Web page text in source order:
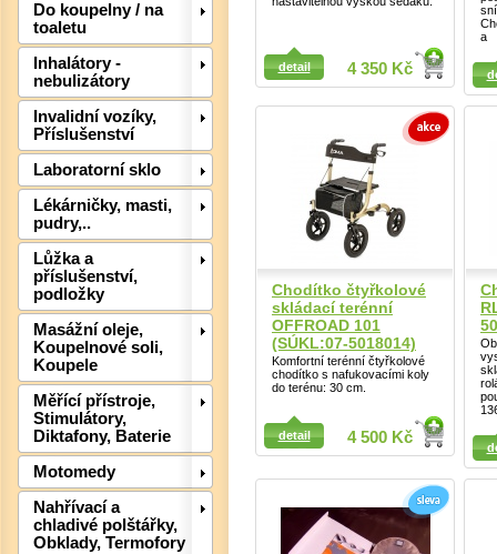
Do koupelny / na
toaletu
Inhalátory -
nebulizátory
Invalidní vozíky,
Příslušenství
Laboratorní sklo
Lékárničky, masti,
pudry,..
Lůžka a
příslušenství,
podložky
Masážní oleje,
Koupelnové soli,
Koupele
Měřící přístroje,
Stimulátory,
Diktafony, Baterie
Motomedy
Nahřívací a
chladivé polštářky,
Obklady, Termofory
4 350 Kč
detail
a
Detail
Detail
Chodítko čtyřkolové
skládací terénní
OFFROAD 101
(SÚKL:07-5018014)
Komfortní terénní čtyřkolové
chodítko s nafukovacími koly
do terénu: 30 cm.
4 500 Kč
detail
Detail
Detail